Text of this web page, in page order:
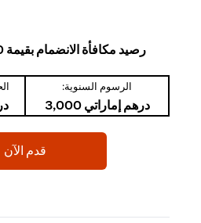
رصيد مكافأة الانضمام بقيمة 1500 درهمًا إماراتيًا
الرسوم السنوية:
درهم إماراتي 3,000
قدم الآن